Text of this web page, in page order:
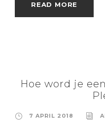
READ MORE
Hoe word je
7 APRIL 2018